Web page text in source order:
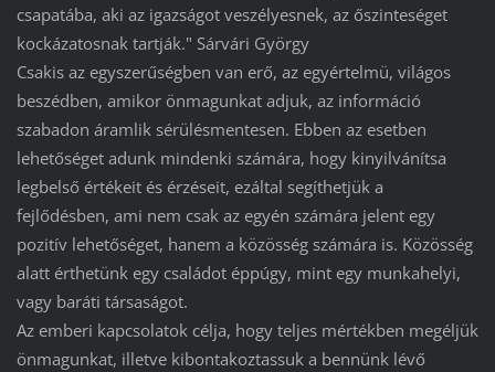
csapatába, aki az igazságot veszélyesnek, az őszinteséget
kockázatosnak tartják." Sárvári György
Csakis az egyszerűségben van erő, az egyértelmü, világos
beszédben, amikor önmagunkat adjuk, az információ
szabadon áramlik sérülésmentesen. Ebben az esetben
lehetőséget adunk mindenki számára, hogy kinyilvánítsa
legbelső értékeit és érzéseit, ezáltal segíthetjük a
fejlődésben, ami nem csak az egyén számára jelent egy
pozitív lehetőséget, hanem a közösség számára is. Közösség
alatt érthetünk egy családot éppúgy, mint egy munkahelyi,
vagy baráti társaságot.
Az emberi kapcsolatok célja, hogy teljes mértékben megéljük
önmagunkat, illetve kibontakoztassuk a bennünk lévő